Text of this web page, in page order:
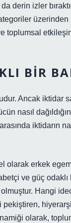
izler
toplumsal
BIR
Ancak iktidar
nasıl
iktidarın
olarak erkek
ve güç
Hangi
olarak,